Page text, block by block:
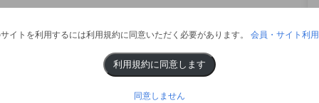
イトを利用するには利用規約に同意いただく必要があります。 会員・サイト利
利用規約に同意します
同意しません